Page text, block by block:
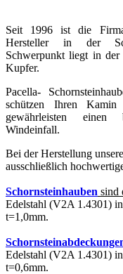
Seit 1996 ist die
Hersteller in der
Schwerpunkt liegt in
Kupfer.
Pacella-
schützen Ihren Kamin
gewährleisten einen
Windeinfall.
Bei der Herstellung
ausschließlich
Schornsteinhauben sind
Edelstahl (V2A 1.4301)
t=1,0mm.
Edelstahl (V2A 1.4301)
t=0,6mm.